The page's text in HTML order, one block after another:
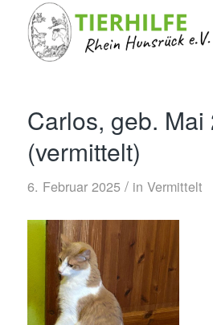
Carlos, geb. Mai
(vermittelt)
6. Februar 2025 / in Vermittelt